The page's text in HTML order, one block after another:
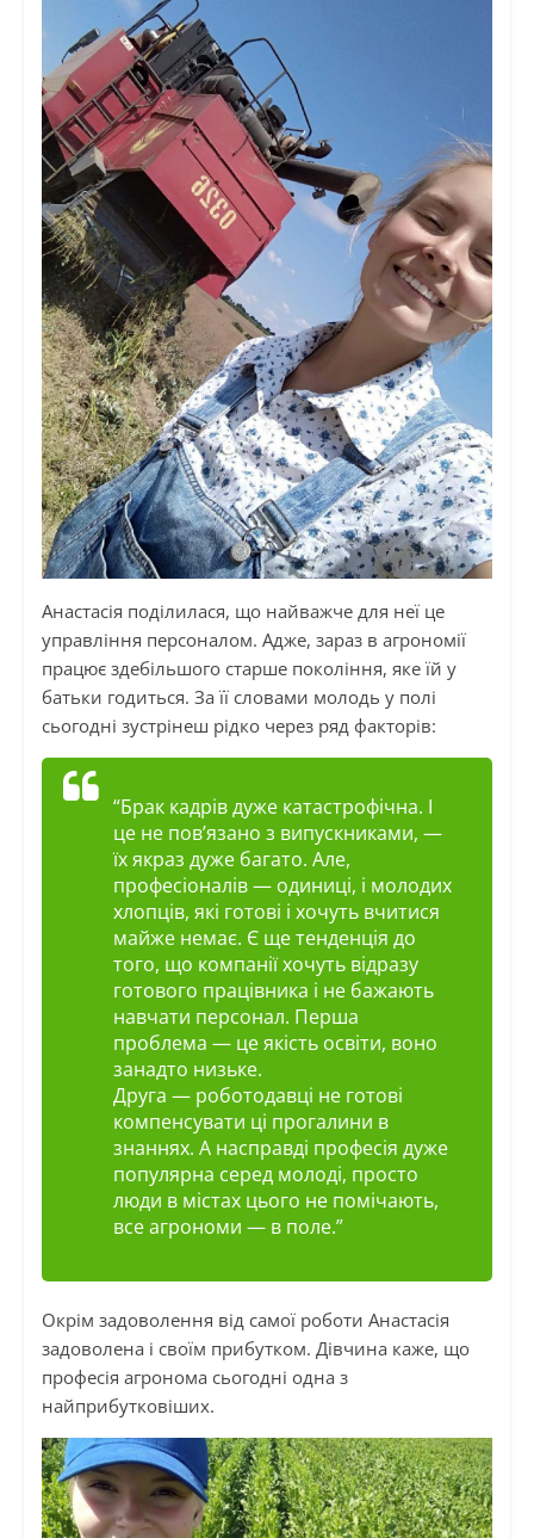
Анастасія поділилася, що найважче для неї це
управління персоналом. Адже, зараз в агрономії
працює здебільшого старше покоління, яке їй у
батьки годиться. За її словами молодь у полі
сьогодні зустрінеш рідко через ряд факторів:
“Брак кадрів дуже катастрофічна. І
це не пов’язано з випускниками, —
їх якраз дуже багато. Але,
професіоналів — одиниці, і молодих
хлопців, які готові і хочуть вчитися
майже немає. Є ще тенденція до
того, що компанії хочуть відразу
готового працівника і не бажають
навчати персонал. Перша
проблема — це якість освіти, воно
занадто низьке.
Друга — роботодавці не готові
компенсувати ці прогалини в
знаннях. А насправді професія дуже
популярна серед молоді, просто
люди в містах цього не помічають,
все агрономи — в поле.”
Окрім задоволення від самої роботи Анастасія
задоволена і своїм прибутком. Дівчина каже, що
професія агронома сьогодні одна з
найприбутковіших.